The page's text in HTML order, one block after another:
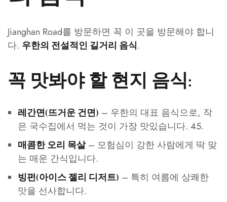
Jianghan Road를 방문하면 꼭 이 곳을 방문해야 합니
다. 우한의 전설적인 길거리 음식.
꼭 맛봐야 할 현지 음식:
레간면(뜨거운 건면) – 우한의 대표 음식으로, 작
은 국수집에서 먹는 것이 가장 맛있습니다. 45.
매콤한 오리 목살– 모험심이 강한 사람에게 딱 맞
는 매운 간식입니다.
빙펀(아이스 젤리 디저트) – 특히 여름에 상쾌한
맛을 선사합니다.